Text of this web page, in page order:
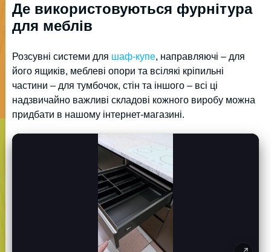
Де використовуються фурнітура
для меблів
Розсувні системи для шаф-купе, направляючі – для
його ящиків, меблеві опори та всілякі кріпильні
частини – для тумбочок, стін та іншого – всі ці
надзвичайно важливі складові кожного виробу можна
придбати в нашому інтернет-магазині.